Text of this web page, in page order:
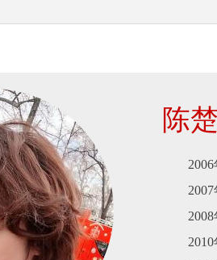
陈
2006年
2007年
2008年
2010年